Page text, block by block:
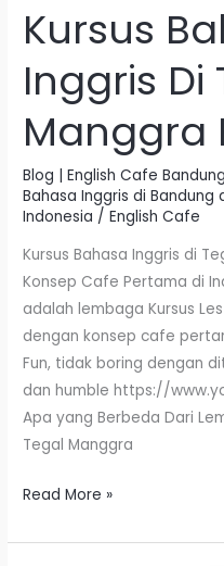
Kursus
Inggris Di
Manggra
Blog | English Cafe
Bahasa Inggris di
Indonesia /English Cafe
Kursus Bahasa Inggris di
Konsep Cafe Pertama di
adalah lembaga Kursus
dengan konsep cafe
Fun, tidak boring dengan
dan humble https://
Apa yang Berbeda Dari
Tegal Manggra
Read More »